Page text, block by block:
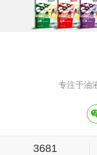
专注于油
3681